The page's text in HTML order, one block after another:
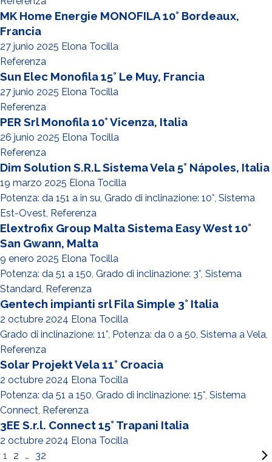
MK Home Energie MONOFILA 10° Bordeaux,
Francia
27 junio 2025 Elona Tocilla
Referenza
Sun Elec Monofila 15° Le Muy, Francia
27 junio 2025 Elona Tocilla
Referenza
PER Srl Monofila 10° Vicenza, Italia
26 junio 2025 Elona Tocilla
Referenza
Dim Solution S.R.L Sistema Vela 5° Nápoles, Italia
19 marzo 2025 Elona Tocilla
Potenza: da 151 a in su, Grado di inclinazione: 10°, Sistema
Est-Ovest, Referenza
Elextrofix Group Malta Sistema Easy West 10°
San Gwann, Malta
9 enero 2025 Elona Tocilla
Potenza: da 51 a 150, Grado di inclinazione: 3°, Sistema
Standard, Referenza
Gentech impianti srl Fila Simple 3° Italia
2 octubre 2024 Elona Tocilla
Grado di inclinazione: 11°, Potenza: da 0 a 50, Sistema a Vela,
Referenza
Solar Projekt Vela 11° Croacia
2 octubre 2024 Elona Tocilla
Potenza: da 51 a 150, Grado di inclinazione: 15°, Sistema
Connect, Referenza
3EE S.r.l. Connect 15° Trapani Italia
2 octubre 2024 Elona Tocilla
1
2 … 32